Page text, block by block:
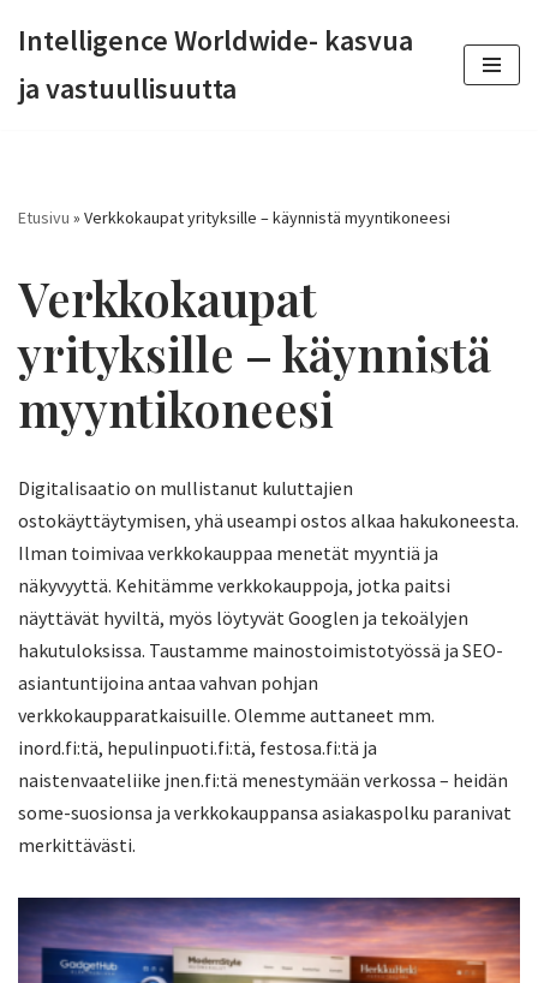
suoraan
Intelligence Worldwide- kasvua
ja vastuullisuutta
Etusivu » Verkkokaupat yrityksille – käynnistä myyntikoneesi
Verkkokaupat
yrityksille – käynnistä
myyntikoneesi
Digitalisaatio on mullistanut kuluttajien
ostokäyttäytymisen, yhä useampi ostos alkaa hakukoneesta.
Ilman toimivaa verkkokauppaa menetät myyntiä ja
näkyvyyttä. Kehitämme verkkokauppoja, jotka paitsi
näyttävät hyviltä, myös löytyvät Googlen ja tekoälyjen
hakutuloksissa. Taustamme mainostoimistotyössä ja SEO-
asiantuntijoina antaa vahvan pohjan
verkkokaupparatkaisuille. Olemme auttaneet mm.
inord.fi:tä, hepulinpuoti.fi:tä, festosa.fi:tä ja
naistenvaateliike jnen.fi:tä menestymään verkossa – heidän
some-suosionsa ja verkkokauppansa asiakaspolku paranivat
merkittävästi.